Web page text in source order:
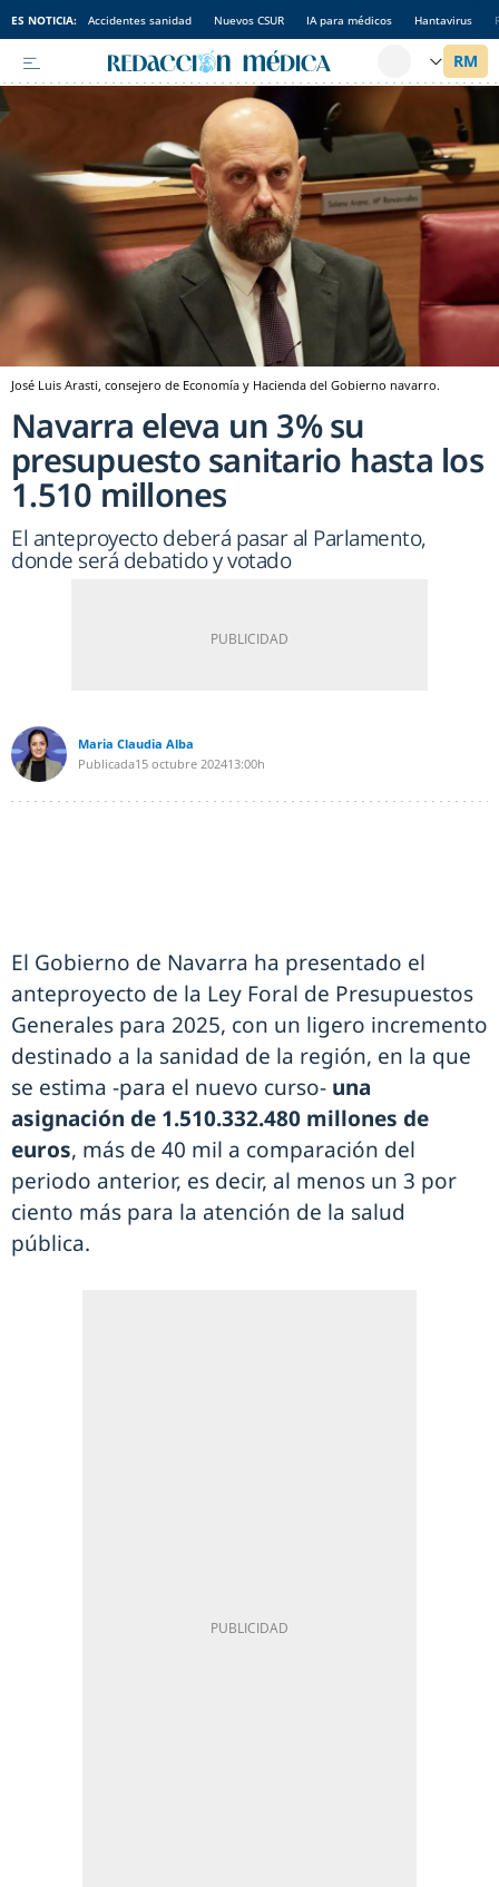
ES NOTICIA: Accidentes sanidad Nuevos CSUR IA para médicos Hantavirus
José Luis Arasti, consejero de Economía y Hacienda del Gobierno navarro.
Navarra eleva un 3% su
presupuesto sanitario hasta los
1.510 millones
El anteproyecto deberá pasar al Parlamento,
donde será debatido y votado
Maria Claudia Alba
Publicada15 octubre 202413:00h
El Gobierno de Navarra ha presentado el
anteproyecto de la Ley Foral de Presupuestos
Generales para 2025, con un ligero incremento
destinado a la sanidad de la región, en la que
se estima -para el nuevo curso- una
asignación de 1.510.332.480 millones de
euros, más de 40 mil a comparación del
periodo anterior, es decir, al menos un 3 por
ciento más para la atención de la salud
pública.